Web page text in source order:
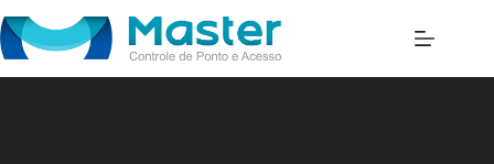
to
content